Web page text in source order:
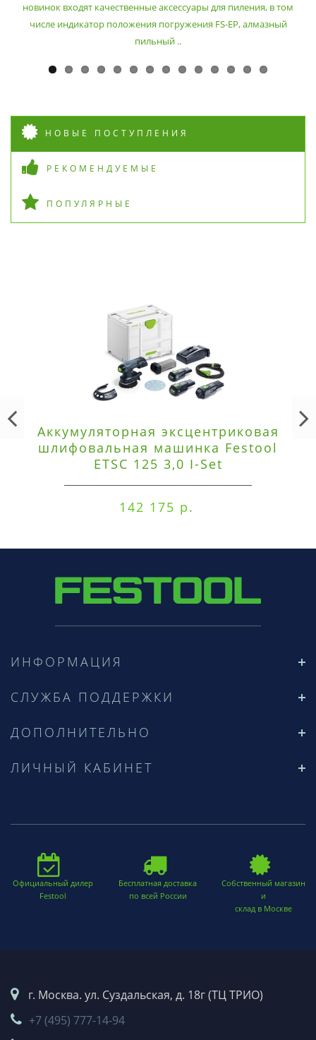
новинок входят качественные аксессуары для пиления, в том
числе индикатор положения погружения FS-EP, алмазный
пильный ..
НОВЫЕ ПОСТУПЛЕНИЯ
РЕКОМЕНДУЕМЫЕ
ПОПУЛЯРНЫЕ
Аккумуляторная эксцентриковая
шлифовальная машинка Festool
ETSC 125 3,0 I-Set
142 175 р.
ИНФОРМАЦИЯ
СЛУЖБА ПОДДЕРЖКИ
ДОПОЛНИТЕЛЬНО
ЛИЧНЫЙ КАБИНЕТ
Официальный дилер
Festool
Бесплатная доставка
по всей России
Собственный магазин
и
склад в Москве
г. Москва. ул. Суздальская, д. 18г (ТЦ ТРИО)
+7 (495) 777-14-94